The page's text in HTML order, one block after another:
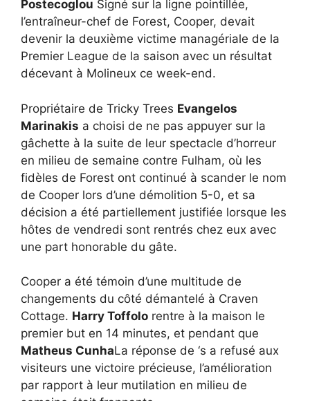
Postecoglou Signé sur la ligne pointillée,
l’entraîneur-chef de Forest, Cooper, devait
devenir la deuxième victime managériale de la
Premier League de la saison avec un résultat
décevant à Molineux ce week-end.
Propriétaire de Tricky Trees Evangelos
Marinakis a choisi de ne pas appuyer sur la
gâchette à la suite de leur spectacle d’horreur
en milieu de semaine contre Fulham, où les
fidèles de Forest ont continué à scander le nom
de Cooper lors d’une démolition 5-0, et sa
décision a été partiellement justifiée lorsque les
hôtes de vendredi sont rentrés chez eux avec
une part honorable du gâte.
Cooper a été témoin d’une multitude de
changements du côté démantelé à Craven
Cottage. Harry Toffolo rentre à la maison le
premier but en 14 minutes, et pendant que
Matheus CunhaLa réponse de ‘s a refusé aux
visiteurs une victoire précieuse, l’amélioration
par rapport à leur mutilation en milieu de